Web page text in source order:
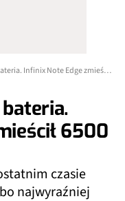
Taki smukły, a taka bateria. Infinix Note Edge zmieścił 6500 mAh w 7,2 mm
6500
czasie
najwyraźniej